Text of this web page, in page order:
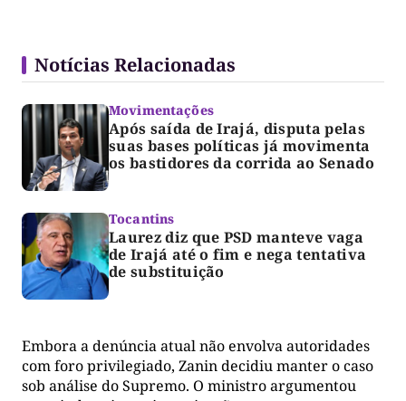
Notícias Relacionadas
Movimentações
Após saída de Irajá, disputa pelas
suas bases políticas já movimenta
os bastidores da corrida ao Senado
Tocantins
Laurez diz que PSD manteve vaga
de Irajá até o fim e nega tentativa
de substituição
Embora a denúncia atual não envolva autoridades
com foro privilegiado, Zanin decidiu manter o caso
sob análise do Supremo. O ministro argumentou